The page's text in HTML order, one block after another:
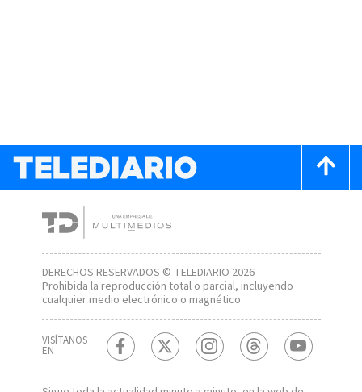
DERECHOS RESERVADOS © TELEDIARIO 2026
Prohibida la reproducción total o parcial, incluyendo
cualquier medio electrónico o magnético.
VISÍTANOS
EN